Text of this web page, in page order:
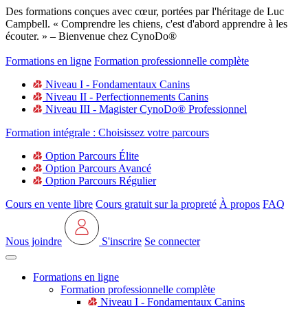
Des formations conçues avec cœur, portées par l'héritage de Luc
Campbell. « Comprendre les chiens, c'est d'abord apprendre à les
écouter. » – Bienvenue chez CynoDo®
Formations en ligne Formation professionnelle complète
Niveau I - Fondamentaux Canins
Niveau II - Perfectionnements Canins
Niveau III - Magister CynoDo® Professionnel
Formation intégrale : Choisissez votre parcours
Option Parcours Élite
Option Parcours Avancé
Option Parcours Régulier
Cours en vente libre Cours gratuit sur la propreté À propos FAQ
Nous joindre S'inscrire Se connecter
Formations en ligne
Formation professionnelle complète
Niveau I - Fondamentaux Canins